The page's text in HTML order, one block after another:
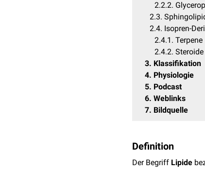
2.2.2
2.3
2.4 Isopren-
2.4.1 Terpene
2.4.2 Steroide
3 Klassifikation
4 Physiologie
5 Podcast
6 Weblinks
7 Bildquelle
Definition
Der Begriff Lipide